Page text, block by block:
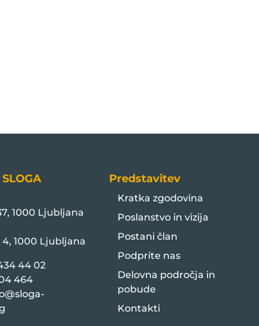
1000 Ljubljana
1000 Ljubljana
44 02
464
Predstavitev
Kratka zgodovina
Poslanstvo in vizija
Postani član
Podprite nas
Delovna področja in
pobude
Kontakti